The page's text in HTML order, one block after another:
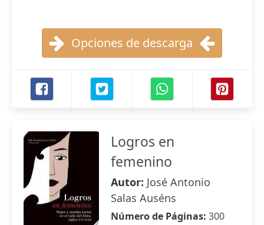
Opciones de descarga
Logros en
femenino
Autor: José Antonio
Salas Auséns
Número de Páginas: 300